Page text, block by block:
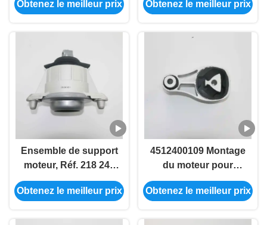
moteur R pour
Obtenez le meilleur prix
Obtenez le meilleur prix
Ensemble de support
moteur, Réf. 218 240
0817 Pour Mercedes-
Benz GLC Coupé
Obtenez le meilleur prix
4512400109 Montage
du moteur pour
SMART FORTWO
Coupé et Cabriolet
Obtenez le meilleur prix